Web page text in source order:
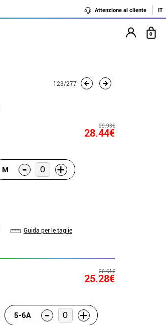
Attenzione al cliente IT
0
123/277
29.93€
28.44€
M - +
Guida per le taglie
26.61€
25.28€
5-6A - +